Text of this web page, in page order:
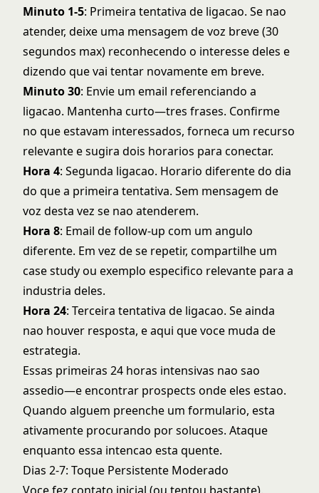
Minuto 1-5: Primeira tentativa de ligacao. Se nao
atender, deixe uma mensagem de voz breve (30
segundos max) reconhecendo o interesse deles e
dizendo que vai tentar novamente em breve.
Minuto 30: Envie um email referenciando a
ligacao. Mantenha curto—tres frases. Confirme
no que estavam interessados, forneca um recurso
relevante e sugira dois horarios para conectar.
Hora 4: Segunda ligacao. Horario diferente do dia
do que a primeira tentativa. Sem mensagem de
voz desta vez se nao atenderem.
Hora 8: Email de follow-up com um angulo
diferente. Em vez de se repetir, compartilhe um
case study ou exemplo especifico relevante para a
industria deles.
Hora 24: Terceira tentativa de ligacao. Se ainda
nao houver resposta, e aqui que voce muda de
estrategia.
Essas primeiras 24 horas intensivas nao sao
assedio—e encontrar prospects onde eles estao.
Quando alguem preenche um formulario, esta
ativamente procurando por solucoes. Ataque
enquanto essa intencao esta quente.
Dias 2-7: Toque Persistente Moderado